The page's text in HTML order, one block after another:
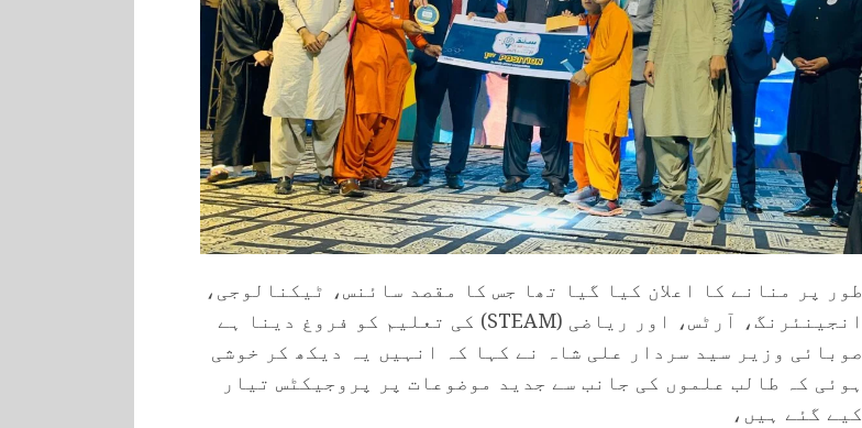
طور پر منانے کا اعلان کیا گیا تھا جس کا مقصد سائنس، ٹیکنالوجی،
انجینئرنگ، آرٹس، اور ریاضی (STEAM) کی تعلیم کو فروغ دینا ہے
صوبائی وزیر سید سردار علی شاہ نے کہا کہ انہیں یہ دیکھ کر خوشی
ہوئی کہ طالب علموں کی جانب سے جدید موضوعات پر پروجیکٹس تیار
کیے گئے ہیں،